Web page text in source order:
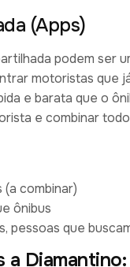
(Apps)
podem ser
motoristas que
e barata que o
e combinar
(a combinar)
ônibus
pessoas que
a